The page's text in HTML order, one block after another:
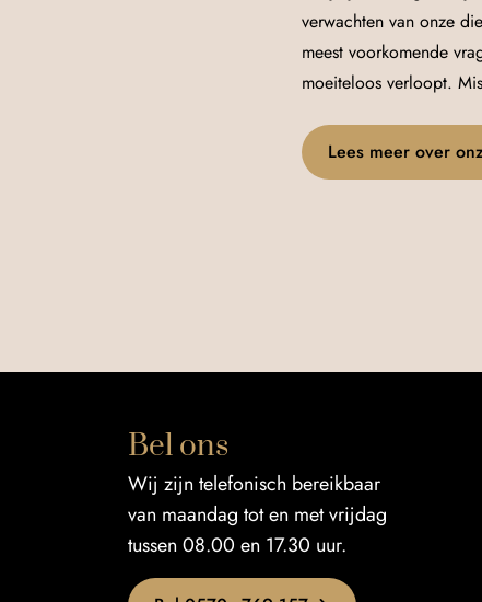
verwachten van onze
meest voorkomende
moeiteloos verloopt.
Lees meer over
Bel ons
Wij zijn telefonisch bereikbaar
van maandag tot en met vrijdag
tussen 08.00 en 17.30 uur.